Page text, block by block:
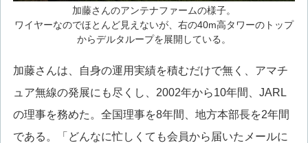
加藤さんのアンテナファームの様子。
ワイヤーなのでほとんど見えないが、右の40m高タワーのトップ
からデルタループを展開している。
加藤さんは、自身の運用実績を積むだけで無く、アマチ
ュア無線の発展にも尽くし、2002年から10年間、JARL
の理事を務めた。全国理事を8年間、地方本部長を2年間
である。「どんなに忙しくても会員から届いたメールに